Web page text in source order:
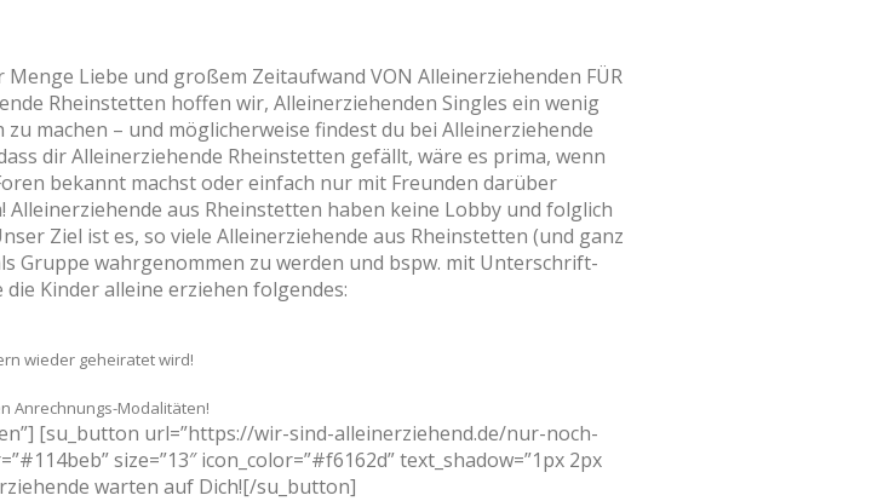
Liebe und großem Zeitaufwand VON Alleinerziehenden FÜR
Rheinstetten hoffen wir, Alleinerziehenden Singles ein wenig
machen – und möglicherweise findest du bei Alleinerziehende
dir Alleinerziehende Rheinstetten gefällt, wäre es prima, wenn
bekannt machst oder einfach nur mit Freunden darüber
aus Rheinstetten haben keine Lobby und folglich
Ziel ist es, so viele Alleinerziehende aus Rheinstetten (und ganz
Gruppe wahrgenommen zu werden und bspw. mit Unterschrift-
Kinder alleine erziehen folgendes:
wieder geheiratet wird!
Anrechnungs-Modalitäten!
[su_button url=”https://wir-sind-alleinerziehend.de/nur-noch-
size=”13″ icon_color=”#f6162d” text_shadow=”1px 2px
warten auf Dich![/su_button]